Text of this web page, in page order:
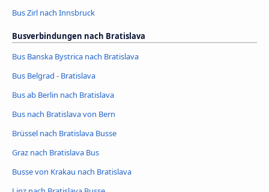
Bus Zirl nach Innsbruck
Busverbindungen nach Bratislava
Bus Banska Bystrica nach Bratislava
Bus Belgrad - Bratislava
Bus ab Berlin nach Bratislava
Bus nach Bratislava von Bern
Brüssel nach Bratislava Busse
Graz nach Bratislava Bus
Busse von Krakau nach Bratislava